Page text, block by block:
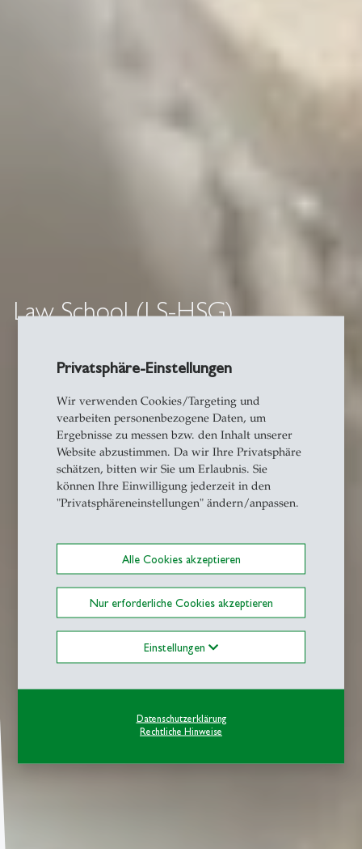
Privatsphäre-Einstellungen
Wir verwenden Cookies/Targeting und
vearbeiten personenbezogene Daten, um
Ergebnisse zu messen bzw. den Inhalt unserer
Website abzustimmen. Da wir Ihre Privatsphäre
schätzen, bitten wir Sie um Erlaubnis. Sie
können Ihre Einwilligung jederzeit in den
"Privatsphäreneinstellungen" ändern/anpassen.
Alle Cookies akzeptieren
Nur erforderliche Cookies akzeptieren
Einstellungen
Datenschutzerklärung
Rechtliche Hinweise
Law School (LS-HSG)